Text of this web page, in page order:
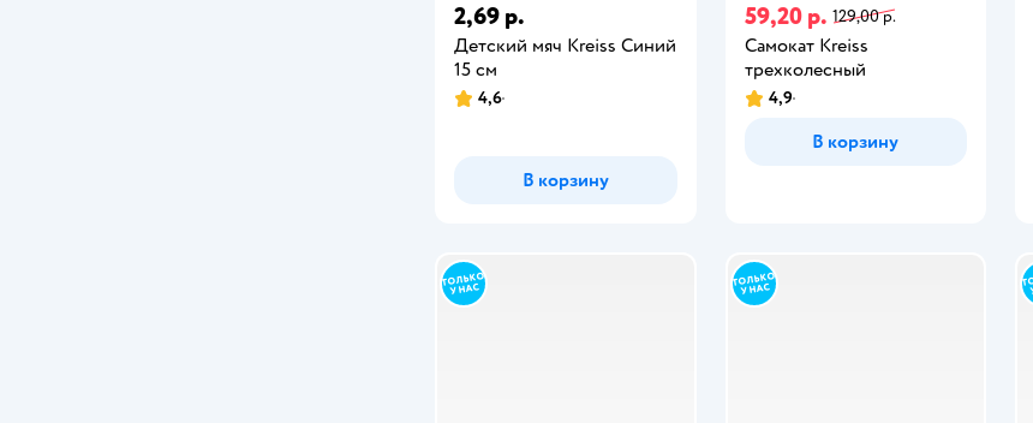
2,69 р.
Детский мяч Kreiss Синий
15 см
4,6
В корзину
59,20 р. 129,00 р.
Самокат Kreiss
трехколесный
4,9
В корзину